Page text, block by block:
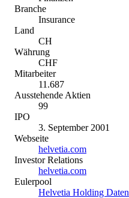
Branche
Insurance
Land
CH
Währung
CHF
Mitarbeiter
11.687
Ausstehende Aktien
99
IPO
3. September 2001
Webseite
helvetia.com
Investor Relations
helvetia.com
Eulerpool
Helvetia Holding Daten